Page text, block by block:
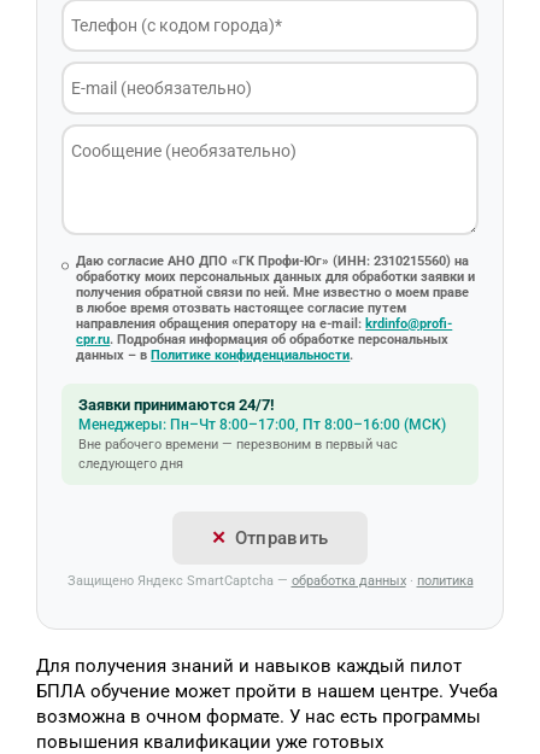
Даю согласие АНО ДПО «ГК Профи-Юг» (ИНН: 2310215560) на
обработку моих персональных данных для обработки заявки и
получения обратной связи по ней. Мне известно о моем праве
в любое время отозвать настоящее согласие путем
направления обращения оператору на e-mail: krdinfo@profi-
cpr.ru. Подробная информация об обработке персональных
данных – вПолитике конфиденциальности.
Заявки принимаются 24/7!
Менеджеры: Пн–Чт 8:00–17:00, Пт 8:00–16:00 (МСК)
Вне рабочего времени — перезвоним в первый час
следующего дня
Отправить
Защищено Яндекс SmartCaptcha — обработка данных· политика
Для получения знаний и навыков каждый пилот
БПЛА обучение может пройти в нашем центре. Учеба
возможна в очном формате. У нас есть программы
повышения квалификации уже готовых